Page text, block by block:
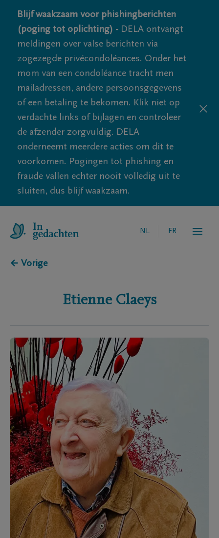
Blijf waakzaam voor phishingberichten
(poging tot oplichting) - DELA ontvangt
meldingen over valse berichten via
zogezegde privécondoléances. Onder het
mom van een condoléance tracht men
mailadressen, andere persoonsgegevens
of een betaling te bekomen. Klik niet op
verdachte links of bijlagen en controleer
de afzender zorgvuldig. DELA
onderneemt meerdere acties om dit te
voorkomen. Pogingen tot phishing en
fraude vallen echter nooit volledig uit te
sluiten, dus blijf waakzaam.
NL FR
← Vorige
Etienne Claeys